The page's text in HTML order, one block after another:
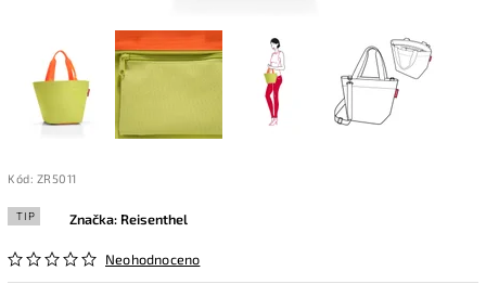
Kód: ZR5011
TIP
Neohodnoceno
Značka: Reisenthel